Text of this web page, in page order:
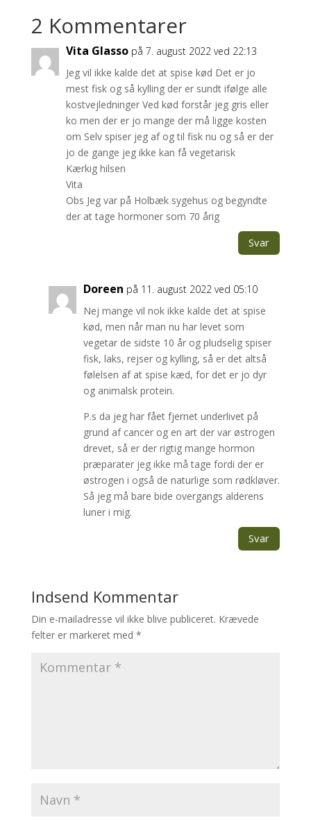
2 Kommentarer
Vita Glasso på 7. august 2022 ved 22:13
Jeg vil ikke kalde det at spise kød Det er jo
mest fisk og så kylling der er sundt ifølge alle
kostvejledninger Ved kød forstår jeg gris eller
ko men der er jo mange der må ligge kosten
om Selv spiser jeg af og til fisk nu og så er der
jo de gange jeg ikke kan få vegetarisk
Kærkig hilsen
Vita
Obs Jeg var på Holbæk sygehus og begyndte
der at tage hormoner som 70 årig
Svar
Doreen på 11. august 2022 ved 05:10
Nej mange vil nok ikke kalde det at spise
kød, men når man nu har levet som
vegetar de sidste 10 år og pludselig spiser
fisk, laks, rejser og kylling, så er det altså
følelsen af at spise kæd, for det er jo dyr
og animalsk protein.
P.s da jeg har fået fjernet underlivet på
grund af cancer og en art der var østrogen
drevet, så er der rigtig mange hormon
præparater jeg ikke må tage fordi der er
østrogen i også de naturlige som rødkløver.
Så jeg må bare bide overgangs alderens
luner i mig.
Svar
Indsend Kommentar
Din e-mailadresse vil ikke blive publiceret. Krævede
felter er markeret med *